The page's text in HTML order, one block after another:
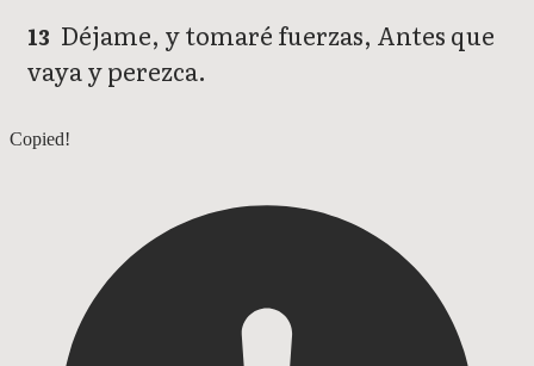
13 Déjame, y tomaré fuerzas, Antes que
vaya y perezca.
Salmos 38
Copied!